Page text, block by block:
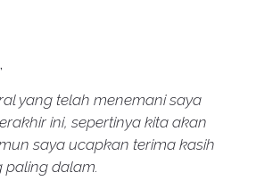
yang telah menemani saya
ini, sepertinya kita akan
saya ucapkan terima kasih
paling dalam.